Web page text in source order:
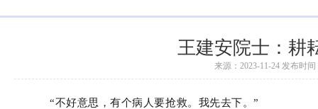
王建安院士：耕
来源：2023-11-24 发布时
“不好意思，有个病人要抢救。我先去下。”